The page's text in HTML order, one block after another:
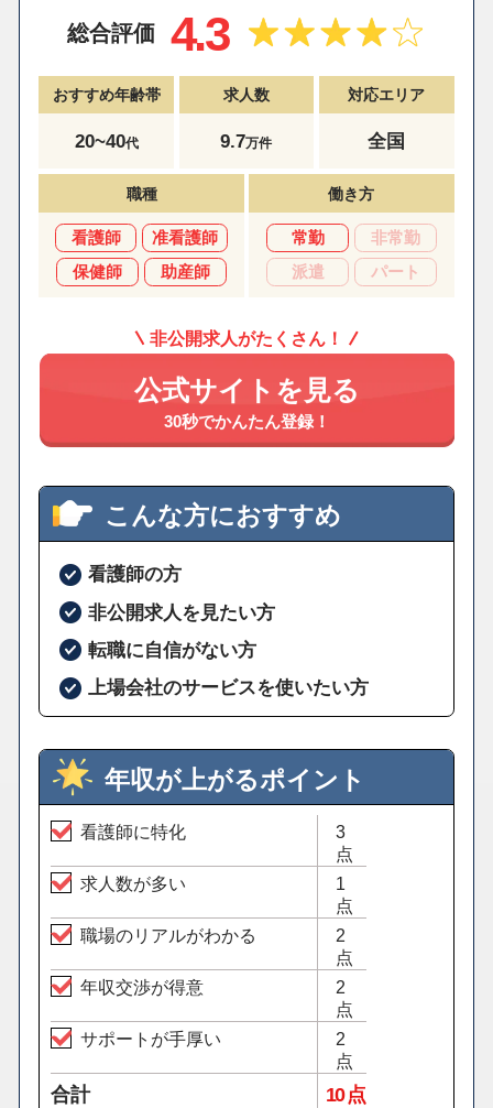
総合評価 4.3
おすすめ年齢帯
20~40代
求人数
9.7万件
対応エリア
全国
職種
看護師
准看護師
保健師
助産師
働き方
常勤
非常勤
派遣
パート
非公開求人がたくさん！
公式サイトを見る
30秒でかんたん登録！
こんな方におすすめ
看護師の方
非公開求人を見たい方
転職に自信がない方
上場会社のサービスを使いたい方
年収が上がるポイント
看護師に特化
3
点
求人数が多い
1
点
職場のリアルがわかる
2
点
年収交渉が得意
2
点
サポートが手厚い
2
点
合計 10 点